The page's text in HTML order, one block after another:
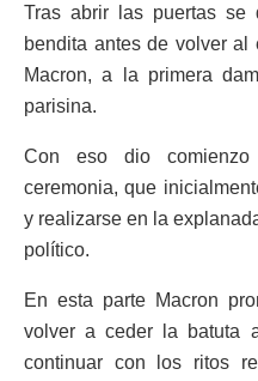
Tras abrir las puertas
bendita antes de volver al
Macron, a la primera
parisina.
Con eso dio
ceremonia, que
y realizarse en la
político.
En esta parte Macron
volver a ceder la batuta
continuar con los ritos